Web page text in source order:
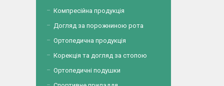
Компресійна продукція
Догляд за порожниною рота
Ортопедична продукція
Корекція та догляд за стопою
Ортопедичні подушки